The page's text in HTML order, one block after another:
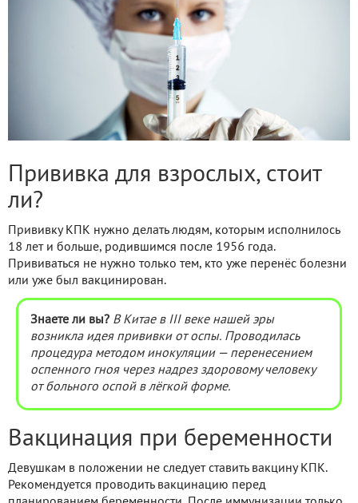
Прививка для взрослых, стоит
ли?
Прививку КПК нужно делать людям, которым исполнилось
18 лет и больше, родившимся после 1956 года.
Прививаться не нужно только тем, кто уже перенёс болезни
или уже был вакцинирован.
Знаете ли вы? В Китае в III веке нашей эры
возникла идея прививки от оспы. Проводилась
процедура методом инокуляции — перенесением
оспенного гноя через надрез здоровому человеку
от больного оспой в лёгкой форме.
Вакцинация при беременности
Девушкам в положении не следует ставить вакцину КПК.
Рекомендуется проводить вакцинацию перед